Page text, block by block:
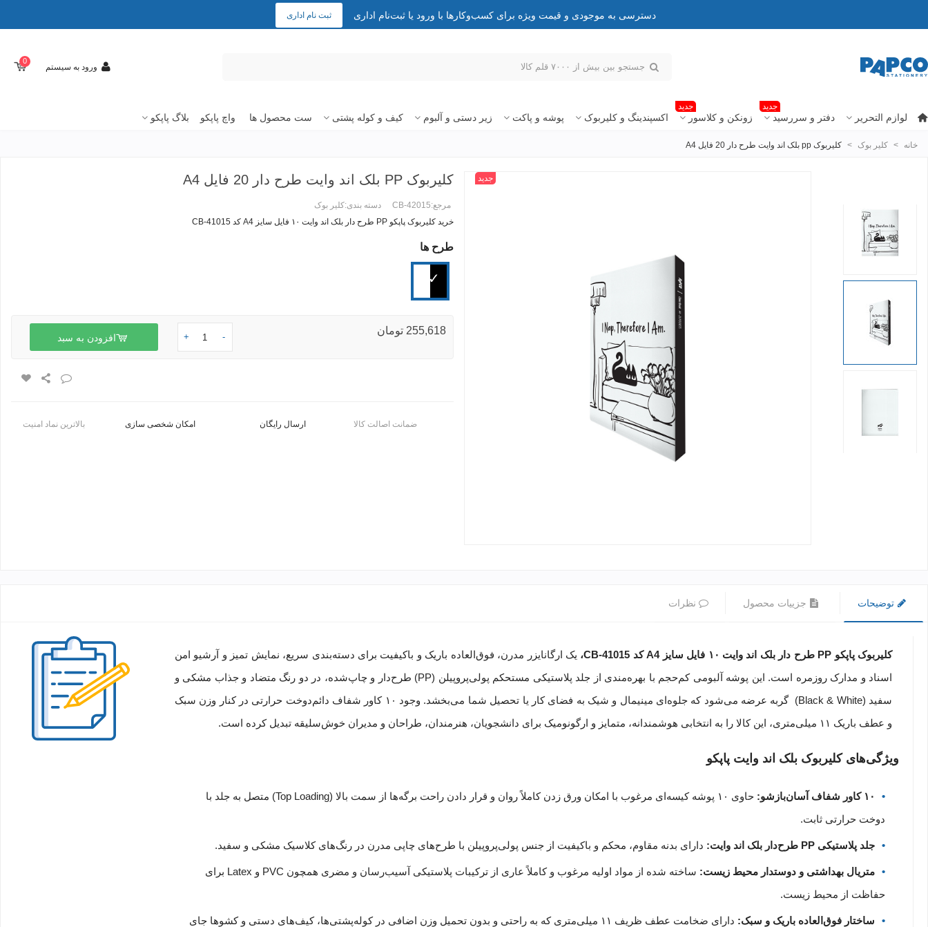
دسترسی به موجودی و قیمت ویژه برای کسب‌وکارها با ورود یا ثبت‌نام اداری ثبت نام اداری
ورود به سیستم
0
لوازم التحریر دفتر و سررسید
جدید
زونکن و کلاسور
جدید
اکسپندینگ و کلیربوک پوشه و پاکت زیر دستی و آلبوم کیف و کوله پشتی ست محصول ها واچ پاپکو بلاگ پاپکو
خانه > کلیر بوک > کلیربوک pp بلک اند وایت طرح دار 20 فایل A4
جدید کلیربوک PP بلک اند وایت طرح دار 20 فایل A4
مرجع:CB-42015 دسته بندی:کلیر بوک
خرید کلیربوک پاپکو PP طرح دار بلک اند وایت ۱۰ فایل سایز A4 کد CB-41015
ادامه مطلب +
طرح ها
مشکی
255,618 تومان
-
+ افزودن به سبد
ضمانت اصالت کالا ارسال رایگان امکان شخصی سازی بالاترین نماد امنیت
توضیحات جزییات محصول نظرات
کلیربوک پاپکو PP طرح دار بلک اند وایت ۱۰ فایل سایز A4 کد CB-41015،
یک ارگانایزر مدرن، فوق‌العاده باریک و باکیفیت برای دسته‌بندی سریع، نمایش تمیز و آرشیو امن
اسناد و مدارک روزمره است. این پوشه آلبومی کم‌حجم با بهره‌مندی از جلد پلاستیکی مستحکم پولی‌پروپیلن (PP) طرح‌دار و چاپ‌شده، در دو رنگ متضاد و جذاب مشکی و
سفید (Black & White) گربه عرضه می‌شود که جلوه‌ای مینیمال و شیک به فضای کار یا تحصیل شما می‌بخشد. وجود ۱۰ کاور شفاف دائم‌دوخت حرارتی در کنار وزن سبک
و عطف باریک ۱۱ میلی‌متری، این کالا را به انتخابی هوشمندانه، متمایز و ارگونومیک برای دانشجویان، هنرمندان، طراحان و مدیران خوش‌سلیقه تبدیل کرده است.
ویژگی‌های کلیربوک بلک اند وایت پاپکو
۱۰ کاور شفاف آسان‌بازشو:
حاوی ۱۰ پوشه کیسه‌ای مرغوب با امکان ورق زدن کاملاً روان و قرار دادن راحت برگه‌ها از سمت بالا (Top Loading) متصل به جلد با
دوخت حرارتی ثابت.
جلد پلاستیکی PP طرح‌دار بلک اند وایت: دارای بدنه مقاوم، محکم و باکیفیت از جنس پولی‌پروپیلن با طرح‌های چاپی مدرن در رنگ‌های کلاسیک مشکی و سفید.
متریال بهداشتی و دوستدار محیط زیست:
ساخته شده از مواد اولیه مرغوب و کاملاً عاری از ترکیبات پلاستیکی آسیب‌رسان و مضری همچون PVC و Latex برای
حفاظت از محیط زیست.
ساختار فوق‌العاده باریک و سبک:
دارای ضخامت عطف ظریف ۱۱ میلی‌متری که به راحتی و بدون تحمیل وزن اضافی در کوله‌پشتی‌ها، کیف‌های دستی و کشوها جای